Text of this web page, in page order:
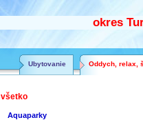
okres
Oddych, relax,
Ubytovanie
všetko
Aquaparky